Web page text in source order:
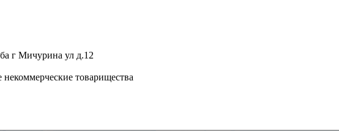
г Мичурина ул д.12
товарищества